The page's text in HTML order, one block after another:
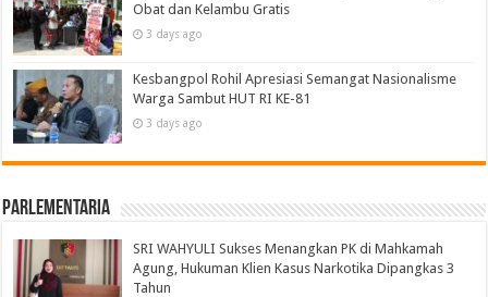
Obat dan Kelambu Gratis
3 days ago
Kesbangpol Rohil Apresiasi Semangat Nasionalisme
Warga Sambut HUT RI KE-81
3 days ago
Parlementaria
SRI WAHYULI Sukses Menangkan PK di Mahkamah
Agung, Hukuman Klien Kasus Narkotika Dipangkas 3
Tahun